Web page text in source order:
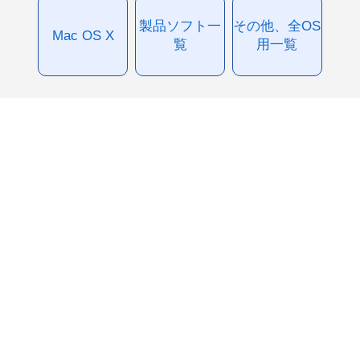
Mac OS X
製品ソフト一
覧
その他、全OS
用一覧